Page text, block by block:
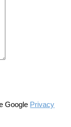
Google Privacy